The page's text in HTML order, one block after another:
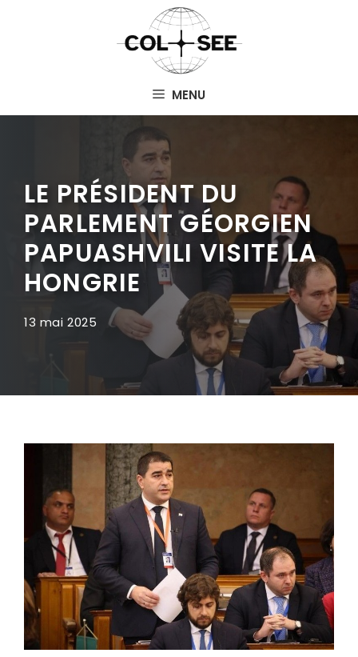
MENU
LE PRÉSIDENT DU
PARLEMENT GÉORGIEN
PAPUASHVILI VISITE LA
HONGRIE
13 mai 2025